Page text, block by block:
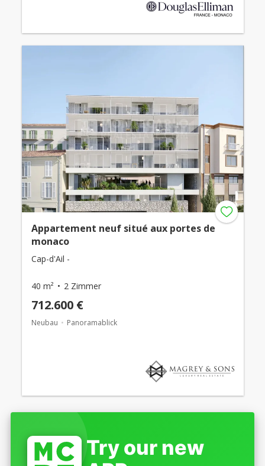
Appartement neuf situé aux portes de
monaco
Cap-d'Ail -
40 m² 2 Zimmer
712.600 €
Neubau Panoramablick
Try our new